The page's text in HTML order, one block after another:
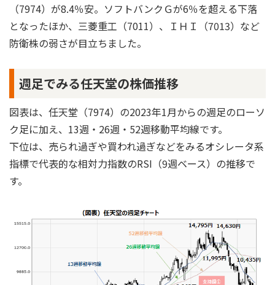
（7974）が8.4％安。ソフトバンクＧが6％を超える下落
となったほか、三菱重工（7011）、ＩＨＩ（7013）など
防衛株の弱さが目立ちました。
週足でみる任天堂の株価推移
図表は、任天堂（7974）の2023年1月からの週足のローソ
ク足に加え、13週・26週・52週移動平均線です。
下位は、売られ過ぎや買われ過ぎなどをみるオシレータ系
指標で代表的な相対力指数のRSI（9週ベース）の推移で
す。